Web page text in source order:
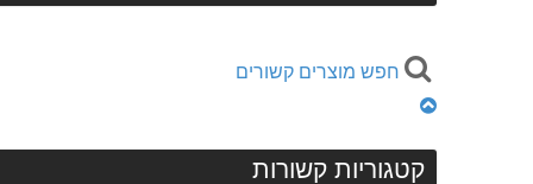
חפש מוצרים קשורים
קטגוריות קשורות